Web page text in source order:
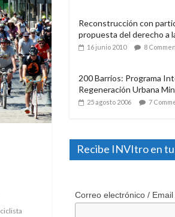
ciclista
Familiar, del Ministerio de
Urbanismo. Algunas
un año de su aplicación
Reconstrucción con
propuesta del derecho a
200 Barrios: Programa
Regeneración Urbana